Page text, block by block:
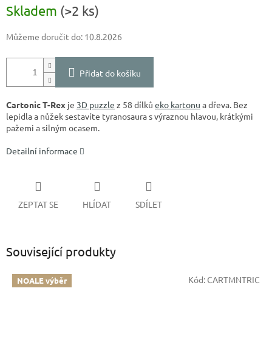
cena:
Skladem (>2 ks)
Můžeme doručit do: 10.8.2026
Přidat do košíku
Cartonic T-Rex je 3D puzzle z 58 dílků eko kartonu a dřeva. Bez
lepidla a nůžek sestavíte tyranosaura s výraznou hlavou, krátkými
pažemi a silným ocasem.
Detailní informace
ZEPTAT SE HLÍDAT SDÍLET
Související produkty
NOALE výběr Kód: CARTMNTRIC